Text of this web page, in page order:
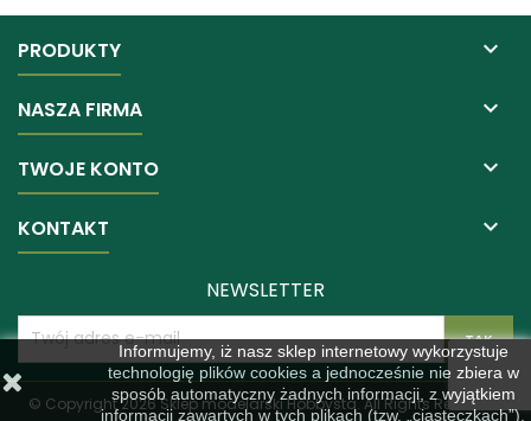
PRODUKTY 
NASZA FIRMA 
TWOJE KONTO 
KONTAKT 
Informujemy, iż nasz sklep internetowy wykorzystuje
technologię plików cookies a jednocześnie nie zbiera w
sposób automatyczny żadnych informacji, z wyjątkiem
informacji zawartych w tych plikach (tzw. „ciasteczkach”).
NEWSLETTER
© Copyright 2026 Sklep modelarski Hobbysta. All Rights Reserved.